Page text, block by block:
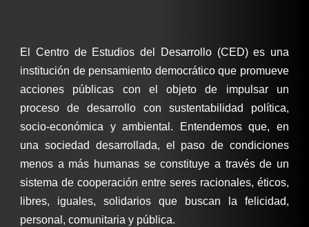
El Centro de Estudios del Desarrollo (CED) es una
institución de pensamiento democrático que promueve
acciones públicas con el objeto de impulsar un
proceso de desarrollo con sustentabilidad política,
socio-económica y ambiental. Entendemos que, en
una sociedad desarrollada, el paso de condiciones
menos a más humanas se constituye a través de un
sistema de cooperación entre seres racionales, éticos,
libres, iguales, solidarios que buscan la felicidad,
personal, comunitaria y pública.